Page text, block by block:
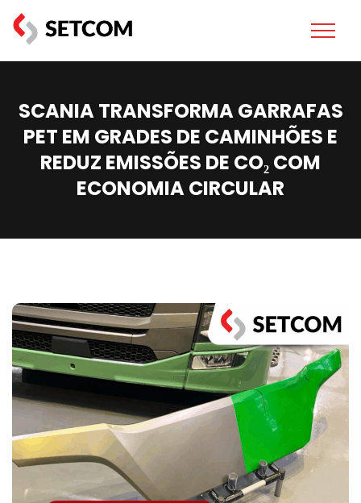
SCANIA TRANSFORMA GARRAFAS
PET EM GRADES DE CAMINHÕES E
REDUZ EMISSÕES DE CO₂ COM
ECONOMIA CIRCULAR